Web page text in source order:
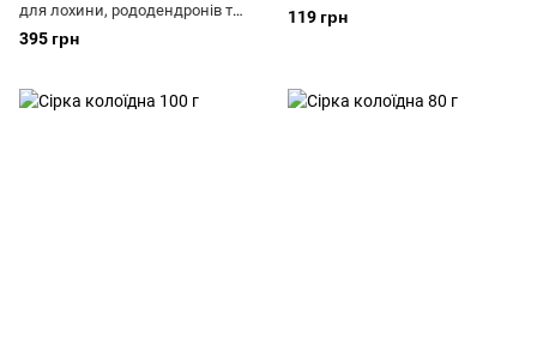
для лохини, рододендронів та
хвойних рослин 1,2 кг
395 грн
119 грн